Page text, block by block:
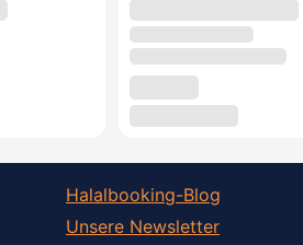
Halalbooking-Blog
Unsere Newsletter